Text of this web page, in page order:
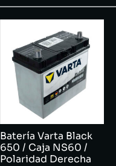
Batería Varta Black
650 / Caja NS60 /
Polaridad Derecha